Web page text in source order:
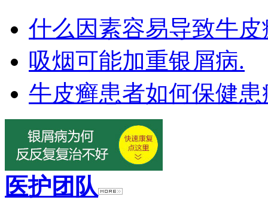
什么因素容易导致牛皮
吸烟可能加重银屑病.
牛皮癣患者如何保健
医护团队